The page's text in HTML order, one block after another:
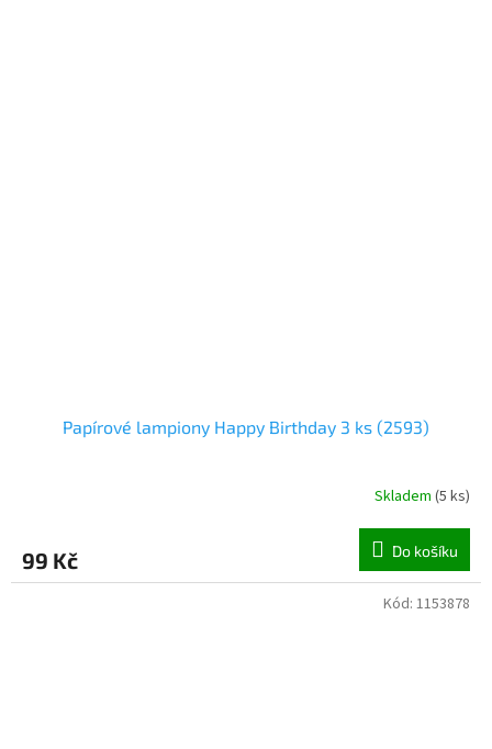
Papírové lampiony Happy Birthday 3 ks (2593)
Skladem (5 ks)
99 Kč Do košíku
Kód: 1153878